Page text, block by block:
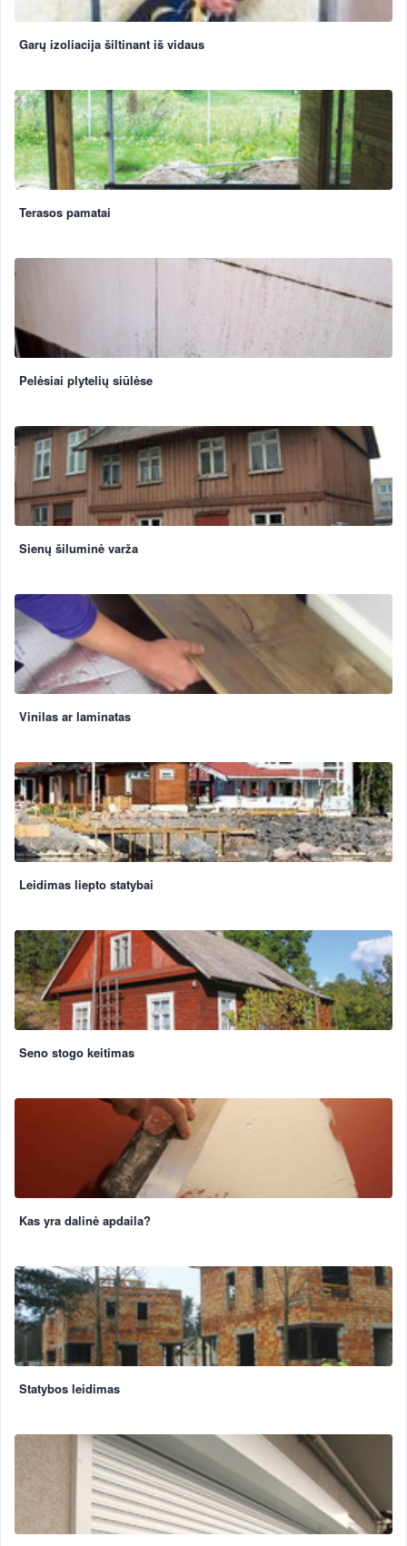
Garų izoliacija šiltinant iš vidaus
Terasos pamatai
Pelėsiai plytelių siūlėse
Sienų šiluminė varža
Vinilas ar laminatas
Leidimas liepto statybai
Seno stogo keitimas
Kas yra dalinė apdaila?
Statybos leidimas